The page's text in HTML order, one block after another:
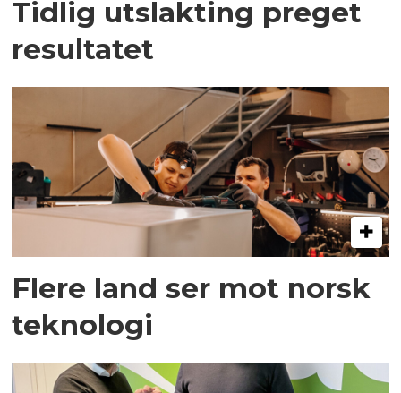
Tidlig utslakting preget
resultatet
Flere land ser mot norsk
teknologi